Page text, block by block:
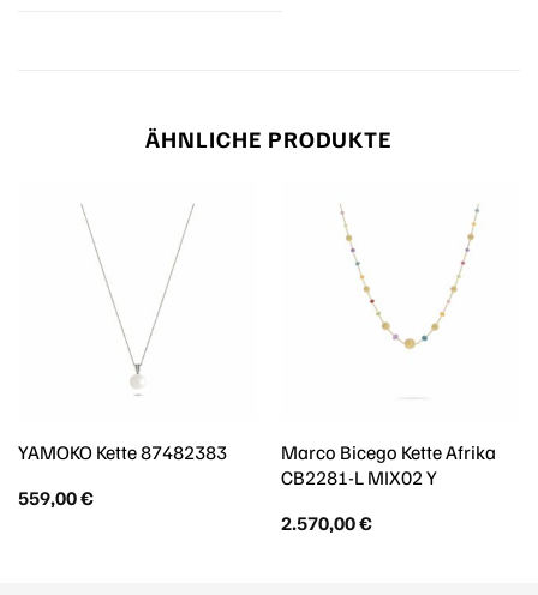
ÄHNLICHE PRODUKTE
YAMOKO Kette 87482383
559,00€
Marco Bicego Kette Afrika
CB2281-L MIX02 Y
2.570,00€